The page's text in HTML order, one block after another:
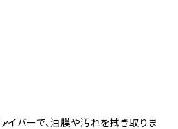
イバーで、油膜や汚れを拭き取りま